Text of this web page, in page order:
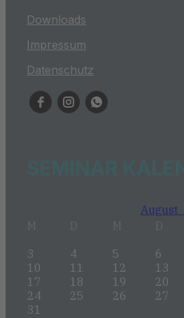
Downloads
Impressum
Datenschutz
August
3
4 5 6
10
11 12 13
17
18 19 20
24
25 26 27
31